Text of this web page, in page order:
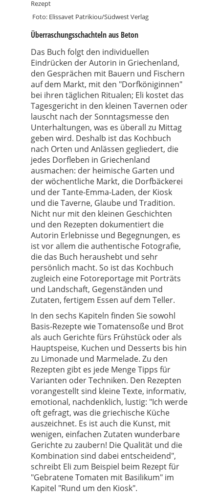
Foto: Elissavet Patrikiou/Südwest Verlag
Überraschungsschachteln aus Beton
Das Buch folgt den individuellen
Eindrücken der Autorin in Griechenland,
den Gesprächen mit Bauern und Fischern
auf dem Markt, mit den "Dorfköniginnen"
bei ihren täglichen Ritualen; Eli kostet das
Tagesgericht in den kleinen Tavernen oder
lauscht nach der Sonntagsmesse den
Unterhaltungen, was es überall zu Mittag
geben wird. Deshalb ist das Kochbuch
nach Orten und Anlässen gegliedert, die
jedes Dorfleben in Griechenland
ausmachen: der heimische Garten und
der wöchentliche Markt, die Dorfbäckerei
und der Tante-Emma-Laden, der Kiosk
und die Taverne, Glaube und Tradition.
Nicht nur mit den kleinen Geschichten
und den Rezepten dokumentiert die
Autorin Erlebnisse und Begegnungen, es
ist vor allem die authentische Fotografie,
die das Buch heraushebt und sehr
persönlich macht. So ist das Kochbuch
zugleich eine Fotoreportage mit Porträts
und Landschaft, Gegenständen und
Zutaten, fertigem Essen auf dem Teller.
In den sechs Kapiteln finden Sie sowohl
Basis-Rezepte wie Tomatensoße und Brot
als auch Gerichte fürs Frühstück oder als
Hauptspeise, Kuchen und Desserts bis hin
zu Limonade und Marmelade. Zu den
Rezepten gibt es jede Menge Tipps für
Varianten oder Techniken. Den Rezepten
vorangestellt sind kleine Texte, informativ,
emotional, nachdenklich, lustig: "Ich werde
oft gefragt, was die griechische Küche
auszeichnet. Es ist auch die Kunst, mit
wenigen, einfachen Zutaten wunderbare
Gerichte zu zaubern! Die Qualität und die
Kombination sind dabei entscheidend",
schreibt Eli zum Beispiel beim Rezept für
"Gebratene Tomaten mit Basilikum" im
Kapitel "Rund um den Kiosk".